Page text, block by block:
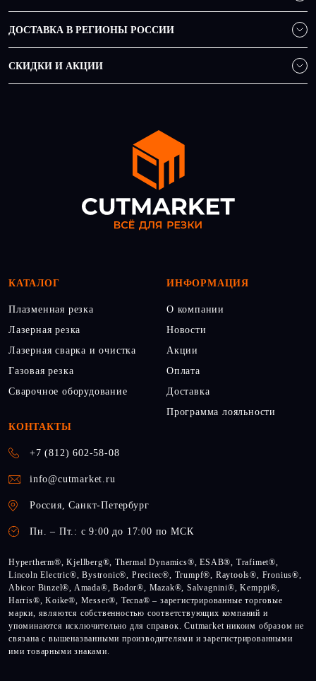
ДОСТАВКА В РЕГИОНЫ РОССИИ
СКИДКИ И АКЦИИ
КАТАЛОГ
Плазменная резка
Лазерная резка
Лазерная сварка и очистка
Газовая резка
Сварочное оборудование
ИНФОРМАЦИЯ
О компании
Новости
Акции
Оплата
Доставка
Программа лояльности
КОНТАКТЫ
+7 (812) 602-58-08
info@cutmarket.ru
Россия, Санкт-Петербург
Пн. – Пт.: с 9:00 до 17:00 по МСК
Hypertherm®, Kjellberg®, Thermal Dynamics®, ESAB®, Trafimet®,
Lincoln Electric®, Bystronic®, Precitec®, Trumpf®, Raytools®, Fronius®,
Abicor Binzel®, Amada®, Bodor®, Mazak®, Salvagnini®, Kemppi®,
Harris®, Koike®, Messer®, Tecna® – зарегистрированные торговые
марки, являются собственностью соответствующих компаний и
упоминаются исключительно для справок. Cutmarket никоим образом не
связана с вышеназванными производителями и зарегистрированными
ими товарными знаками.